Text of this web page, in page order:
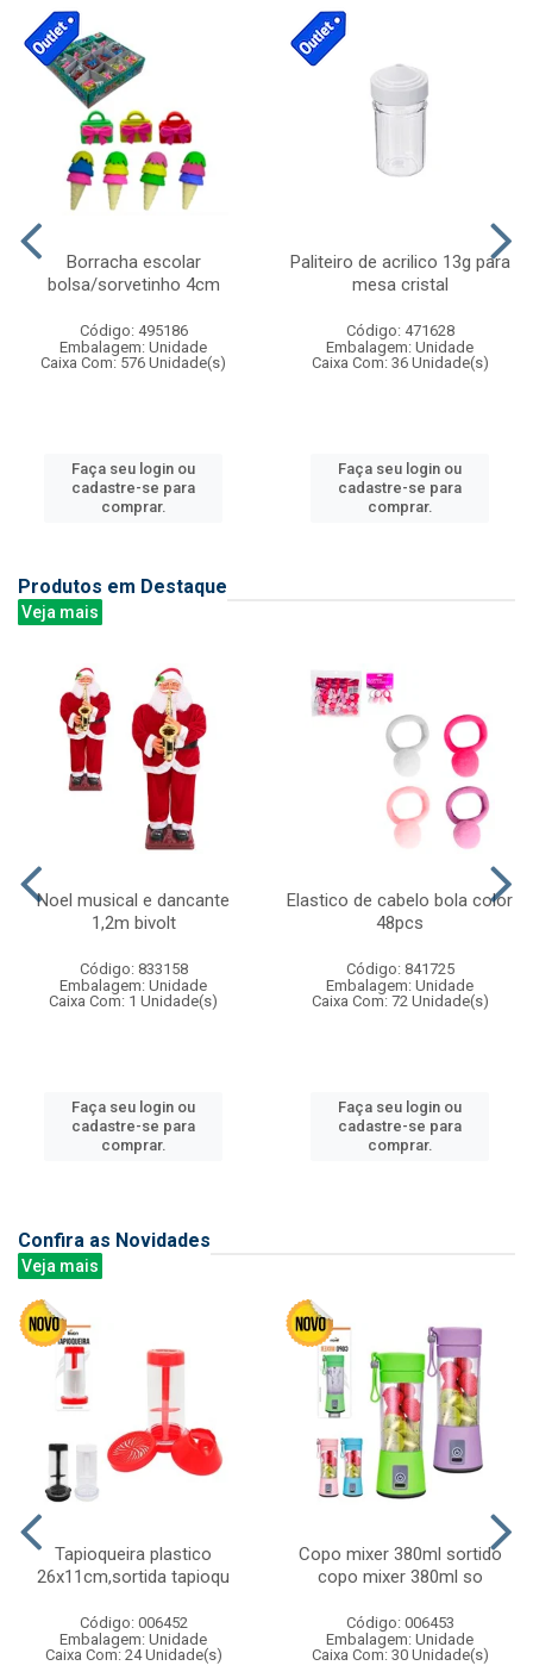
Borracha escolar
bolsa/sorvetinho 4cm
Código: 495186
Embalagem: Unidade
Caixa Com: 576 Unidade(s)
Faça seu login ou
cadastre-se para
comprar.
Paliteiro de acrilico 13g para
mesa cristal
Código: 471628
Embalagem: Unidade
Caixa Com: 36 Unidade(s)
Faça seu login ou
cadastre-se para
comprar.
Produtos em Destaque
Veja mais
Noel musical e dancante
1,2m bivolt
Código: 833158
Embalagem: Unidade
Caixa Com: 1 Unidade(s)
Faça seu login ou
cadastre-se para
comprar.
Elastico de cabelo bola color
48pcs
Código: 841725
Embalagem: Unidade
Caixa Com: 72 Unidade(s)
Faça seu login ou
cadastre-se para
comprar.
Confira as Novidades
Veja mais
Tapioqueira plastico
26x11cm,sortida tapioqu
Código: 006452
Embalagem: Unidade
Caixa Com: 24 Unidade(s)
Copo mixer 380ml sortido
copo mixer 380ml so
Código: 006453
Embalagem: Unidade
Caixa Com: 30 Unidade(s)